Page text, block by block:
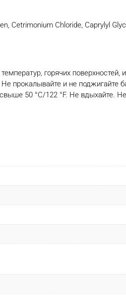
Cetrimonium Chloride, Caprylyl
горячих поверхностей,
прокалывайте и не поджигайте
50 °C/122 °F. Не вдыхайте.